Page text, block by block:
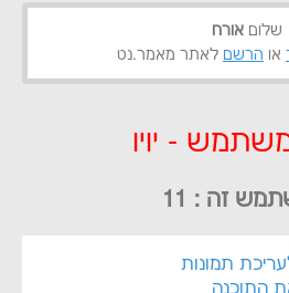
שלום אורח
או הרשם לאתר מאמר.נט
- יויו
זה : 11
תמונות
התוכנה